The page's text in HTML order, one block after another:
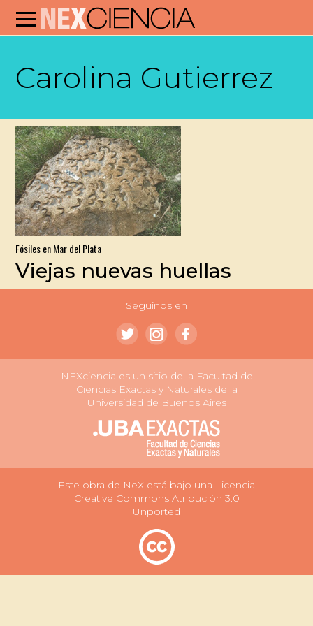
Carolina Gutierrez
Fósiles en Mar del Plata
Viejas nuevas huellas
Seguinos en
NEXciencia es un sitio de la Facultad de
Ciencias Exactas y Naturales de la
Universidad de Buenos Aires
Este obra de NeX está bajo una Licencia
Creative Commons Atribución 3.0
Unported